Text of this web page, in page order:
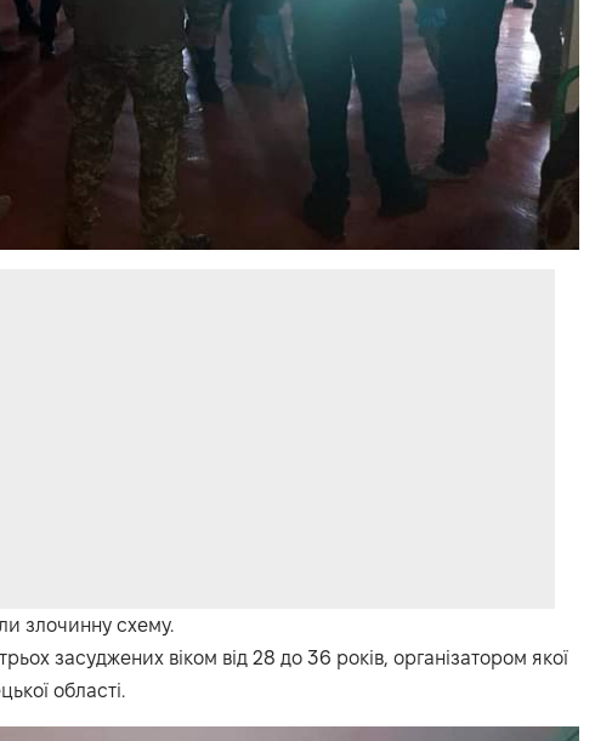
злочинну схему.
засуджених віком від 28 до 36 років, організатором якої
області.